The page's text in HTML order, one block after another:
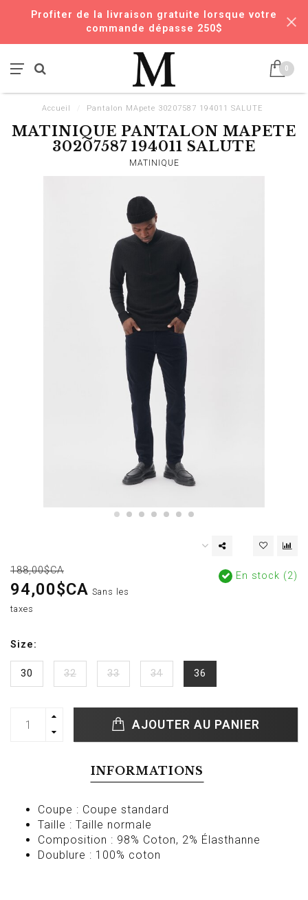
Profiter de la livraison gratuite lorsque votre
commande dépasse 250$
0
Accueil Pantalon MApete 30207587 194011 SALUTE
MATINIQUE PANTALON MAPETE
30207587 194011 SALUTE
MATINIQUE
188,00$CA
94,00$CA Sans les
taxes
En stock (2)
Size:
30 32 33 34 36
AJOUTER AU PANIER
INFORMATIONS
Coupe : Coupe standard
Taille : Taille normale
Composition : 98% Coton, 2% Élasthanne
Doublure : 100% coton